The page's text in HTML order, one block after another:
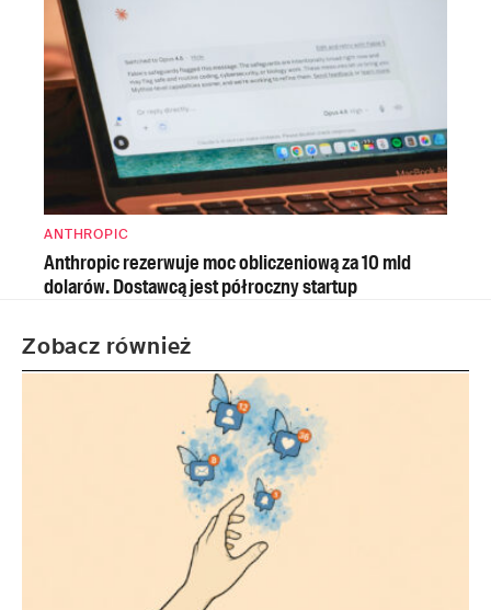
ANTHROPIC
Anthropic rezerwuje moc obliczeniową za 10 mld
dolarów. Dostawcą jest półroczny startup
Zobacz również